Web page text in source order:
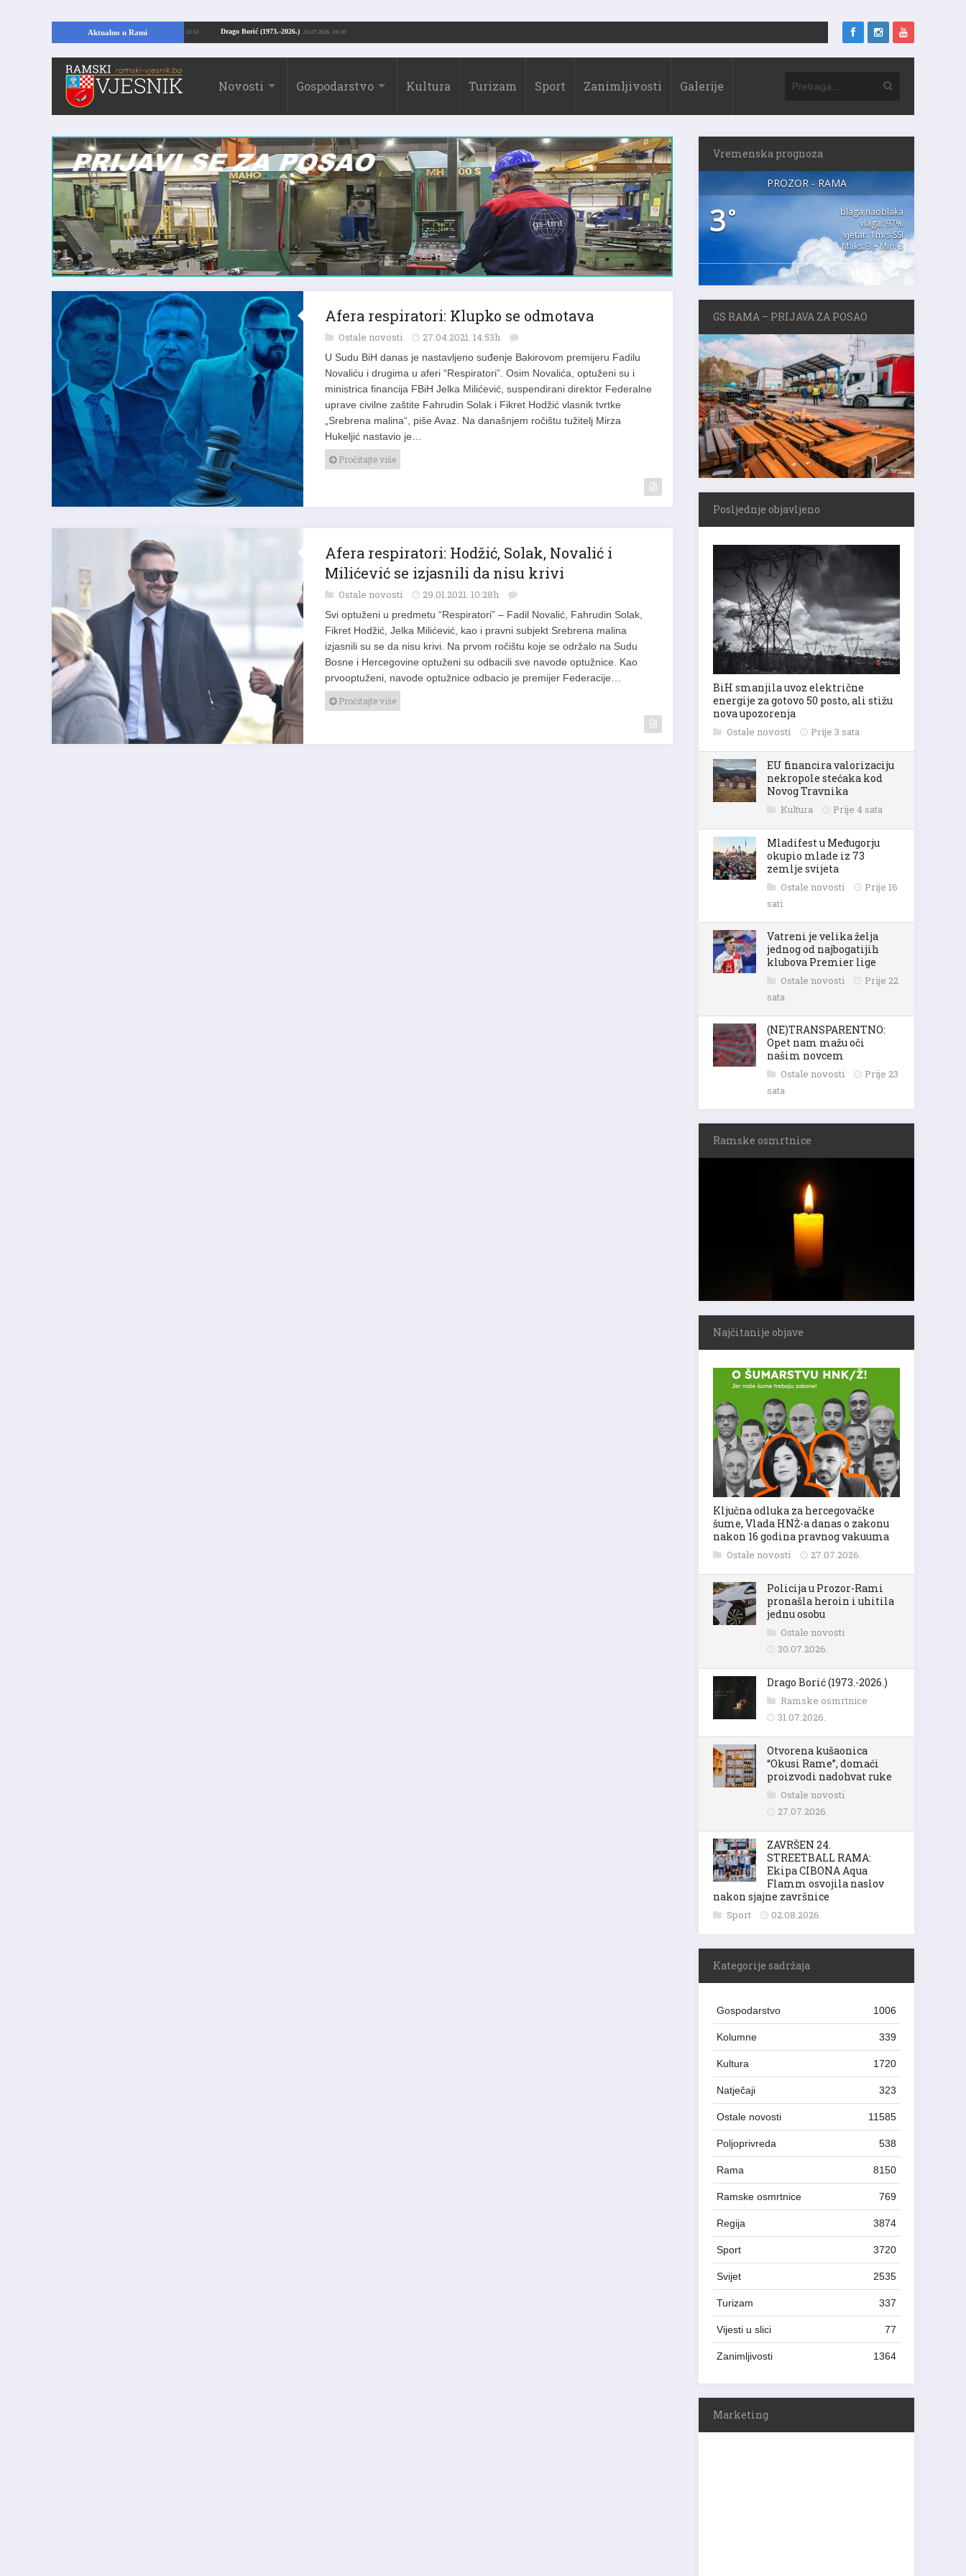
Aktualno u Rami Drago Borić (1973.-2026.) 31.07.2026. 19:10
temelje kuće, pronašao vrijedne arheološke ostatke 24.07.2026. 13:51
Novosti Gospodarstvo Kultura Turizam Sport Zanimljivosti Galerije
Afera respiratori: Klupko se odmotava
Ostale novosti 27.04.2021. 14:53h
U Sudu BiH danas je nastavljeno suđenje Bakirovom premijeru Fadilu
Novaliću i drugima u aferi “Respiratori”. Osim Novalića, optuženi su i
ministrica financija FBiH Jelka Milićević, suspendirani direktor Federalne
uprave civilne zaštite Fahrudin Solak i Fikret Hodžić vlasnik tvrtke
„Srebrena malina“, piše Avaz. Na današnjem ročištu tužitelj Mirza
Hukeljić nastavio je…
Pročitajte više
Afera respiratori: Hodžić, Solak, Novalić i
Milićević se izjasnili da nisu krivi
Ostale novosti 29.01.2021. 10:28h
Svi optuženi u predmetu “Respiratori” – Fadil Novalić, Fahrudin Solak,
Fikret Hodžić, Jelka Milićević, kao i pravni subjekt Srebrena malina
izjasnili su se da nisu krivi. Na prvom ročištu koje se održalo na Sudu
Bosne i Hercegovine optuženi su odbacili sve navode optužnice. Kao
prvooptuženi, navode optužnice odbacio je premijer Federacije…
Pročitajte više
Vremenska prognoza
PROZOR - RAMA
3°
blaga naoblaka
vlaga: 97%
vjetar: 1m/s SSI
Maks. 3 • Min. 3
GS RAMA – PRIJAVA ZA POSAO
Posljednje objavljeno
BiH smanjila uvoz električne
energije za gotovo 50 posto, ali stižu
nova upozorenja
Ostale novosti Prije 3 sata
EU financira valorizaciju
nekropole stećaka kod
Novog Travnika
Kultura Prije 4 sata
Mladifest u Međugorju
okupio mlade iz 73
zemlje svijeta
Ostale novosti
Prije 16
sati
Vatreni je velika želja
jednog od najbogatijih
klubova Premier lige
Ostale novosti
Prije 22
sata
(NE)TRANSPARENTNO:
Opet nam mažu oči
našim novcem
Ostale novosti
Prije 23
sata
Ramske osmrtnice
Najčitanije objave
Ključna odluka za hercegovačke
šume, Vlada HNŽ-a danas o zakonu
nakon 16 godina pravnog vakuuma
Ostale novosti 27.07.2026.
Policija u Prozor-Rami
pronašla heroin i uhitila
jednu osobu
Ostale novosti
30.07.2026.
Drago Borić (1973.-2026.)
Ramske osmrtnice
31.07.2026.
Otvorena kušaonica
“Okusi Rame”, domaći
proizvodi nadohvat ruke
Ostale novosti
27.07.2026.
ZAVRŠEN 24.
STREETBALL RAMA:
Ekipa CIBONA Aqua
Flamm osvojila naslov
nakon sjajne završnice
Sport 02.08.2026.
Kategorije sadržaja
Gospodarstvo 1006
Kolumne 339
Kultura 1720
Natječaji 323
Ostale novosti 11585
Poljoprivreda 538
Rama 8150
Ramske osmrtnice 769
Regija 3874
Sport 3720
Svijet 2535
Turizam 337
Vijesti u slici 77
Zanimljivosti 1364
Marketing